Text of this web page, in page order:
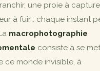
une proie à
à fuir : chaque instant
macrophotographie
consiste à se
ce monde invisible, à